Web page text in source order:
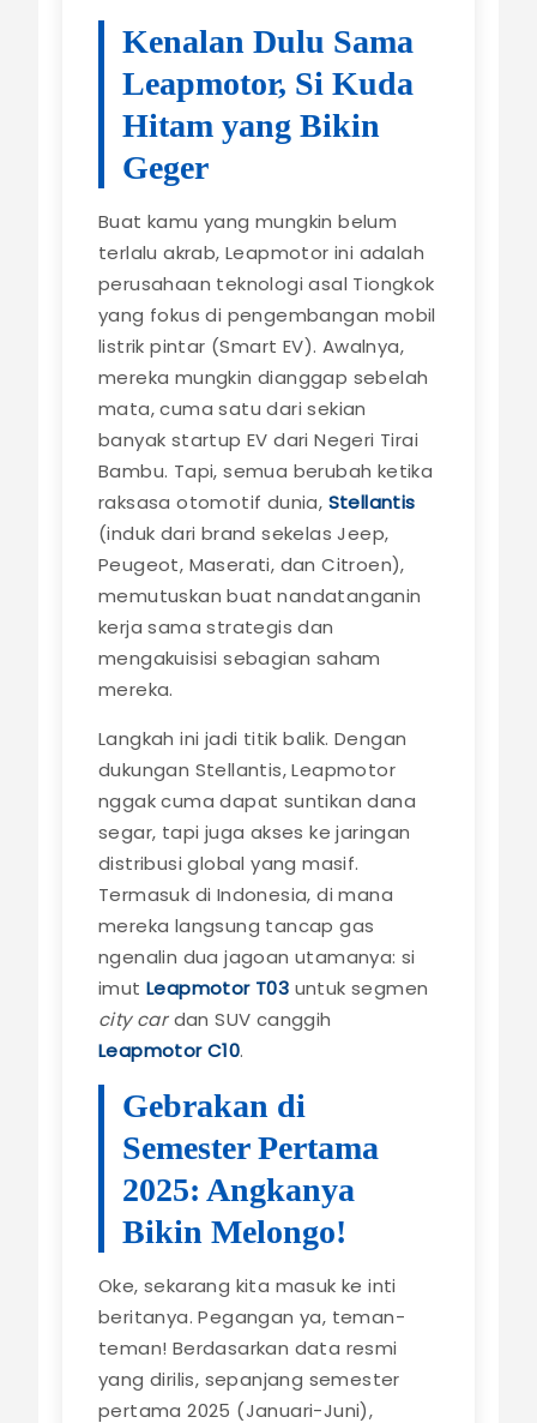
Kenalan Dulu Sama
Leapmotor, Si Kuda
Hitam yang Bikin
Geger
Buat kamu yang mungkin belum
terlalu akrab, Leapmotor ini adalah
perusahaan teknologi asal Tiongkok
yang fokus di pengembangan mobil
listrik pintar (Smart EV). Awalnya,
mereka mungkin dianggap sebelah
mata, cuma satu dari sekian
banyak startup EV dari Negeri Tirai
Bambu. Tapi, semua berubah ketika
raksasa otomotif dunia, Stellantis
(induk dari brand sekelas Jeep,
Peugeot, Maserati, dan Citroen),
memutuskan buat nandatanganin
kerja sama strategis dan
mengakuisisi sebagian saham
mereka.
Langkah ini jadi titik balik. Dengan
dukungan Stellantis, Leapmotor
nggak cuma dapat suntikan dana
segar, tapi juga akses ke jaringan
distribusi global yang masif.
Termasuk di Indonesia, di mana
mereka langsung tancap gas
ngenalin dua jagoan utamanya: si
imut Leapmotor T03 untuk segmen
city cardan SUV canggih
Leapmotor C10.
Gebrakan di
Semester Pertama
2025: Angkanya
Bikin Melongo!
Oke, sekarang kita masuk ke inti
beritanya. Pegangan ya, teman-
teman! Berdasarkan data resmi
yang dirilis, sepanjang semester
pertama 2025 (Januari-Juni),